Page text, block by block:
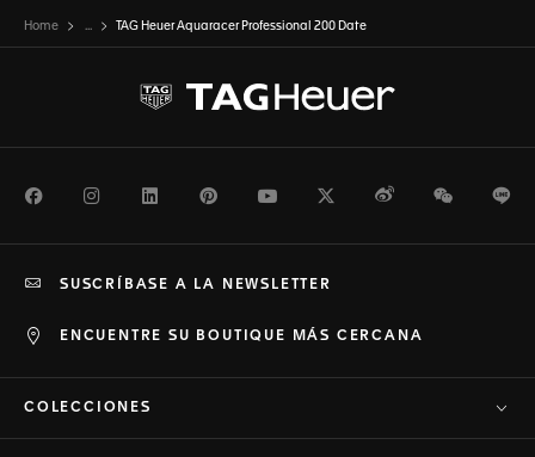
Home ... TAG Heuer Aquaracer Professional 200 Date
FacebookInstagramLinkedInPinterestYoutubeTwitterWeiboWeChat
ENCUENTRE SU BOUTIQUE MÁS CERCANA
SUSCRÍBASE A LA NEWSLETTER
COLECCIONES